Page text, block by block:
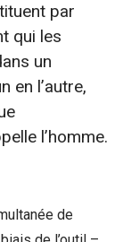
par
qui les
un
en l’autre,
l’homme.
de